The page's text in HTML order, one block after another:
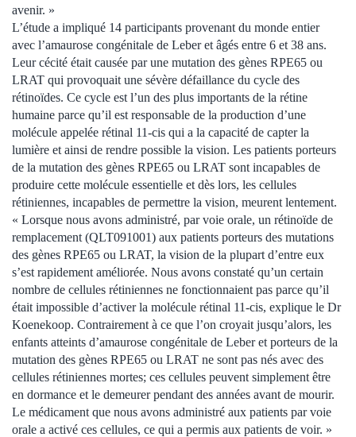
avenir. »
L’étude a impliqué 14 participants provenant du monde entier
avec l’amaurose congénitale de Leber et âgés entre 6 et 38 ans.
Leur cécité était causée par une mutation des gènes RPE65 ou
LRAT qui provoquait une sévère défaillance du cycle des
rétinoïdes. Ce cycle est l’un des plus importants de la rétine
humaine parce qu’il est responsable de la production d’une
molécule appelée rétinal 11-cis qui a la capacité de capter la
lumière et ainsi de rendre possible la vision. Les patients porteurs
de la mutation des gènes RPE65 ou LRAT sont incapables de
produire cette molécule essentielle et dès lors, les cellules
rétiniennes, incapables de permettre la vision, meurent lentement.
« Lorsque nous avons administré, par voie orale, un rétinoïde de
remplacement (QLT091001) aux patients porteurs des mutations
des gènes RPE65 ou LRAT, la vision de la plupart d’entre eux
s’est rapidement améliorée. Nous avons constaté qu’un certain
nombre de cellules rétiniennes ne fonctionnaient pas parce qu’il
était impossible d’activer la molécule rétinal 11-cis, explique le Dr
Koenekoop. Contrairement à ce que l’on croyait jusqu’alors, les
enfants atteints d’amaurose congénitale de Leber et porteurs de la
mutation des gènes RPE65 ou LRAT ne sont pas nés avec des
cellules rétiniennes mortes; ces cellules peuvent simplement être
en dormance et le demeurer pendant des années avant de mourir.
Le médicament que nous avons administré aux patients par voie
orale a activé ces cellules, ce qui a permis aux patients de voir. »